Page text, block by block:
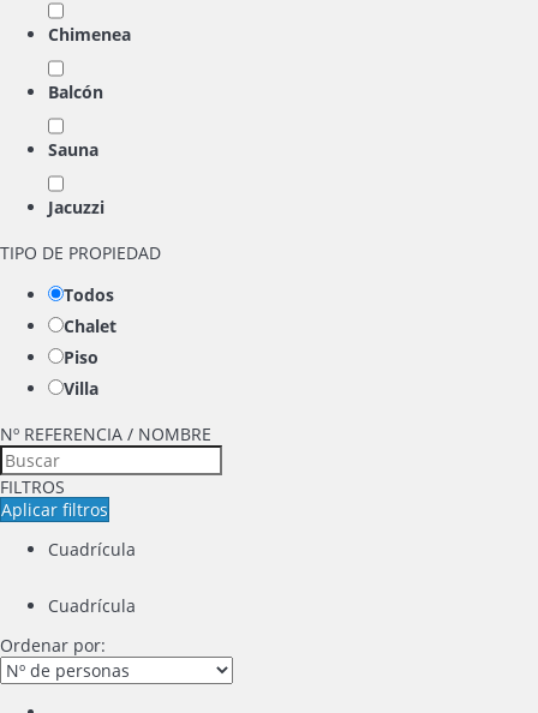
Chimenea
Balcón
Sauna
Jacuzzi
TIPO DE PROPIEDAD
Todos
Chalet
Piso
Villa
Nº REFERENCIA / NOMBRE
FILTROS
Aplicar filtros
Cuadrícula
Cuadrícula
Ordenar por: